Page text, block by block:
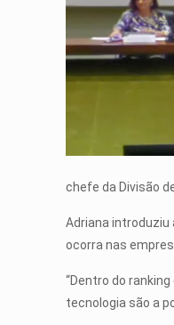
chefe da Divisão
Adriana introduziu
ocorra nas
“Dentro do
tecnologia são a